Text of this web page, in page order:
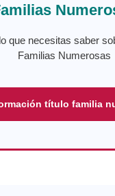
que necesitas saber
Familias Numerosas
título familia